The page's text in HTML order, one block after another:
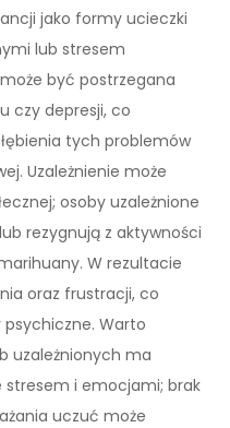
jako formy ucieczki
lub stresem
być postrzegana
czy depresji, co
tych problemów
Uzależnienie może
osoby uzależnione
rezygnują z aktywności
W rezultacie
oraz frustracji, co
Warto
uzależnionych ma
stresem i emocjami; brak
uczuć może